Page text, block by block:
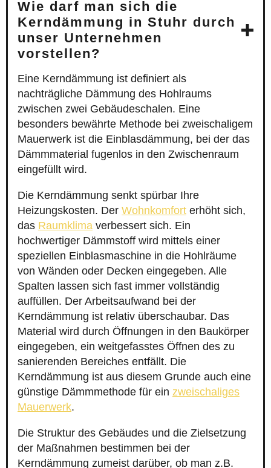
Wie darf man sich die
Kerndämmung in Stuhr durch
unser Unternehmen
vorstellen?
Eine Kerndämmung ist definiert als
nachträgliche Dämmung des Hohlraums
zwischen zwei Gebäudeschalen. Eine
besonders bewährte Methode bei zweischaligem
Mauerwerk ist die Einblasdämmung, bei der das
Dämmmaterial fugenlos in den Zwischenraum
eingefüllt wird.
Die Kerndämmung senkt spürbar Ihre
Heizungskosten. Der Wohnkomfort erhöht sich,
das Raumklima verbessert sich. Ein
hochwertiger Dämmstoff wird mittels einer
speziellen Einblasmaschine in die Hohlräume
von Wänden oder Decken eingegeben. Alle
Spalten lassen sich fast immer vollständig
auffüllen. Der Arbeitsaufwand bei der
Kerndämmung ist relativ überschaubar. Das
Material wird durch Öffnungen in den Baukörper
eingegeben, ein weitgefasstes Öffnen des zu
sanierenden Bereiches entfällt. Die
Kerndämmung ist aus diesem Grunde auch eine
günstige Dämmmethode für ein zweischaliges
Mauerwerk.
Die Struktur des Gebäudes und die Zielsetzung
der Maßnahmen bestimmen bei der
Kerndämmung zumeist darüber, ob man z.B.